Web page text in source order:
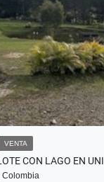
VENTA
CON LAGO EN
Colombia